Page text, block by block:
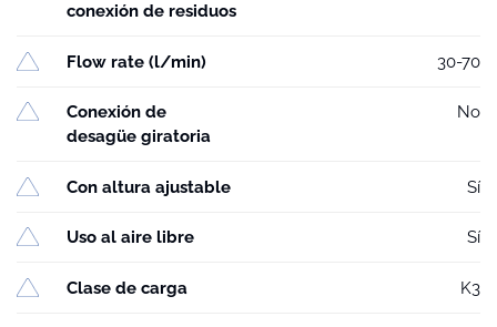
conexión de residuos
Flow rate (l/min) 30-70
Conexión de
desagüe giratoria
No
Con altura ajustable Sí
Uso al aire libre Sí
Clase de carga K3